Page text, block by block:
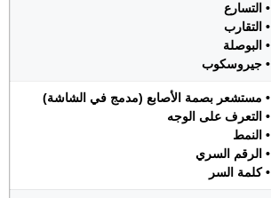
• التسارع
• التقارب
• البوصلة
• جيروسكوب
• مستشعر بصمة الأصابع (مدمج في الشاشة)
• التعرف على الوجه
• النمط
• الرقم السري
• كلمة السر